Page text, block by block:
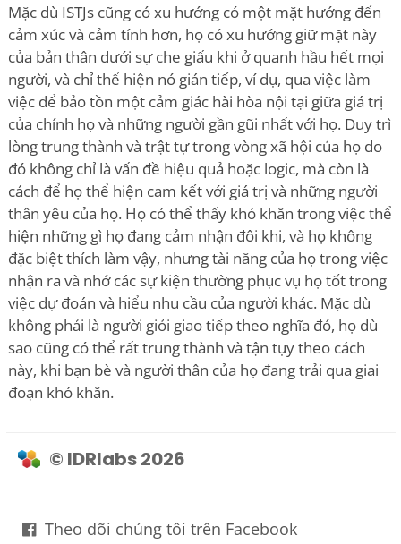
Mặc dù ISTJs cũng có xu hướng có một mặt hướng đến
cảm xúc và cảm tính hơn, họ có xu hướng giữ mặt này
của bản thân dưới sự che giấu khi ở quanh hầu hết mọi
người, và chỉ thể hiện nó gián tiếp, ví dụ, qua việc làm
việc để bảo tồn một cảm giác hài hòa nội tại giữa giá trị
của chính họ và những người gần gũi nhất với họ. Duy trì
lòng trung thành và trật tự trong vòng xã hội của họ do
đó không chỉ là vấn đề hiệu quả hoặc logic, mà còn là
cách để họ thể hiện cam kết với giá trị và những người
thân yêu của họ. Họ có thể thấy khó khăn trong việc thể
hiện những gì họ đang cảm nhận đôi khi, và họ không
đặc biệt thích làm vậy, nhưng tài năng của họ trong việc
nhận ra và nhớ các sự kiện thường phục vụ họ tốt trong
việc dự đoán và hiểu nhu cầu của người khác. Mặc dù
không phải là người giỏi giao tiếp theo nghĩa đó, họ dù
sao cũng có thể rất trung thành và tận tụy theo cách
này, khi bạn bè và người thân của họ đang trải qua giai
đoạn khó khăn.
© IDRlabs 2026
Theo dõi chúng tôi trên Facebook